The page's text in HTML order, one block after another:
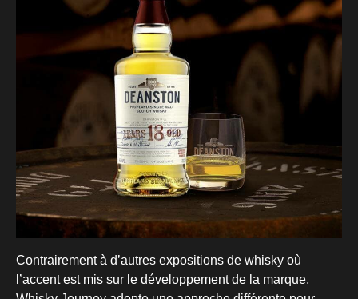
Contrairement à d’autres expositions de whisky où
l’accent est mis sur le développement de la marque,